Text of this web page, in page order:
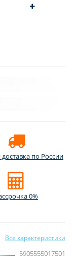
по России
0%
Все характеристики
5905555017501